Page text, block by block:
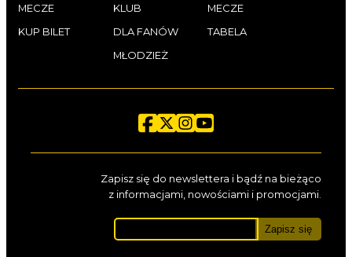
MECZE
KUP BILET
KLUB
DLA FANÓW
MŁODZIEŻ
MECZE
TABELA
Zapisz się do newslettera i bądź na bieżąco
z informacjami, nowościami i promocjami.